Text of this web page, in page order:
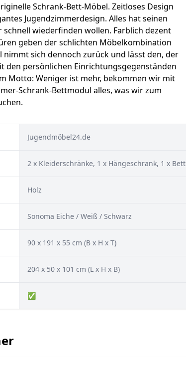
Schrank-Bett-Möbel. Zeitloses Design
Jugendzimmerdesign. Alles hat seinen
wiederfinden wollen. Farblich dezent
geben der schlichten Möbelkombination
sich dennoch zurück und lässt den, der
den persönlichen Einrichtungsgegenständen
Motto: Weniger ist mehr, bekommen wir mit
Schrank-Bettmodul alles, was wir zum
Jugendmöbel24.de
2 x Kleiderschränke, 1 x Hängeschrank, 1 x Bett
Holz
‎Sonoma Eiche / Weiß / Schwarz
90 x 191 x 55 cm (B x H x T)
204 x 50 x 101 cm (L x H x B)
✅